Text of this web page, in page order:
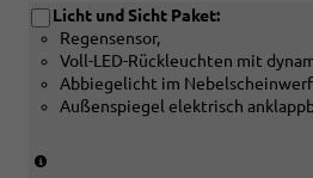
Multifunktions-
Lederlenkrad,
beheizbar
oder
[PLM]
Zoll
Leichtmetallfelgen
Propus
Aero)
mit
Schaltwippen
für
DSG
oder
Licht und Sicht Paket:
Regensensor,
Voll-LED-Rückleuchten mit
Abbiegelicht im
Außenspiegel elektrisch